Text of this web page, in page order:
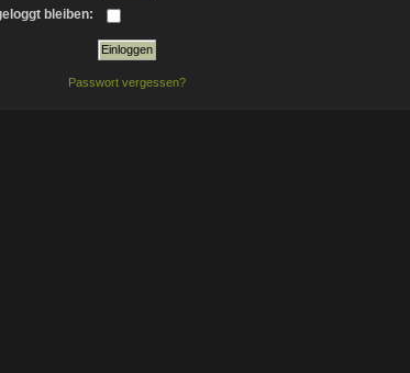
bleiben:
Passwort vergessen?